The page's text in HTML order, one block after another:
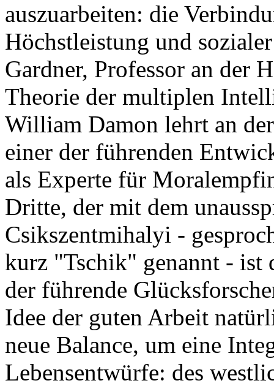
auszuarbeiten: die
Höchstleistung und
Gardner, Professor an der
Theorie der multiplen
William Damon lehrt an
einer der führenden
als Experte für
Dritte, der mit dem
Csikszentmihalyi -
kurz "Tschik" genannt - ist
der führende
Idee der guten Arbeit
neue Balance, um eine
Lebensentwürfe: des